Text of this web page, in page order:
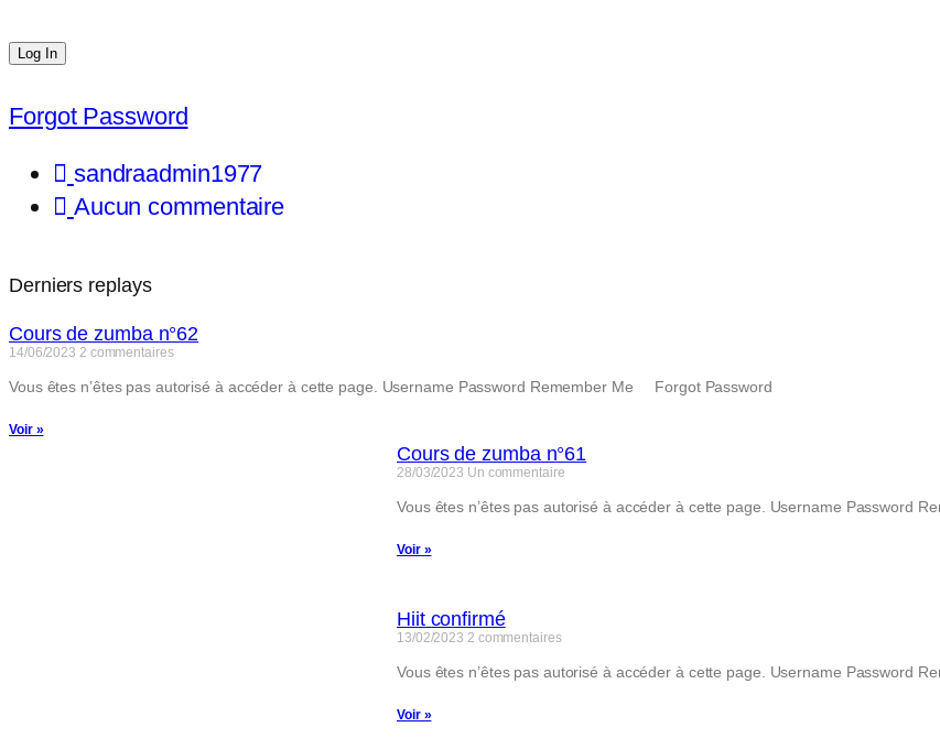
Forgot Password
sandraadmin1977
Aucun commentaire
Derniers replays
Cours de zumba n°62
14/06/2023 2 commentaires
Vous êtes n’êtes pas autorisé à accéder à cette page. Username Password Remember Me Forgot Password
Voir »
Cours de zumba n°61
28/03/2023 Un commentaire
Vous êtes n’êtes pas autorisé à accéder à cette page. Username Password
Voir »
Hiit confirmé
13/02/2023 2 commentaires
Vous êtes n’êtes pas autorisé à accéder à cette page. Username Password
Voir »